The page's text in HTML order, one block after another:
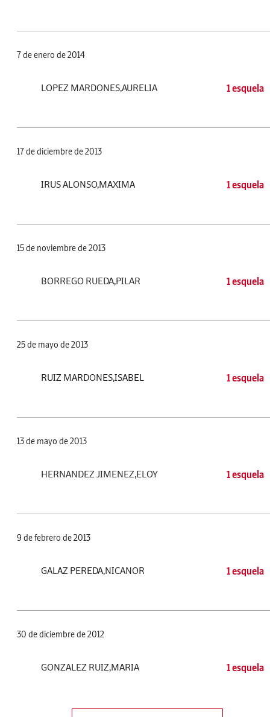
7 de enero de 2014
LOPEZ MARDONES,AURELIA 1 esquela
17 de diciembre de 2013
IRUS ALONSO,MAXIMA 1 esquela
15 de noviembre de 2013
BORREGO RUEDA,PILAR 1 esquela
25 de mayo de 2013
RUIZ MARDONES,ISABEL 1 esquela
13 de mayo de 2013
HERNANDEZ JIMENEZ,ELOY 1 esquela
9 de febrero de 2013
GALAZ PEREDA,NICANOR 1 esquela
30 de diciembre de 2012
GONZALEZ RUIZ,MARIA 1 esquela